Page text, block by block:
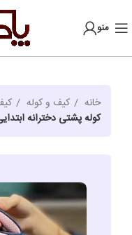
منو
خانه کیف و کوله
کوله پشتی دخترانه